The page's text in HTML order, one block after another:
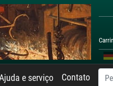
e serviço Contato